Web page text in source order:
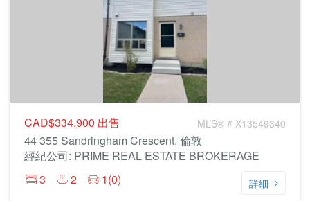
CAD$334,900 出售 MLS® # X13549340
44 355 Sandringham Crescent, 倫敦
經紀公司: PRIME REAL ESTATE BROKERAGE
3
2 1(0) 詳細